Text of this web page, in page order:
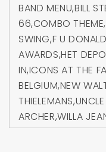
BAND MENU,BILL
66,COMBO THEME,
SWING,F U DONALD
AWARDS,HET
IN,ICONS AT THE
BELGIUM,NEW
THIELEMANS,
ARCHER,WILLA